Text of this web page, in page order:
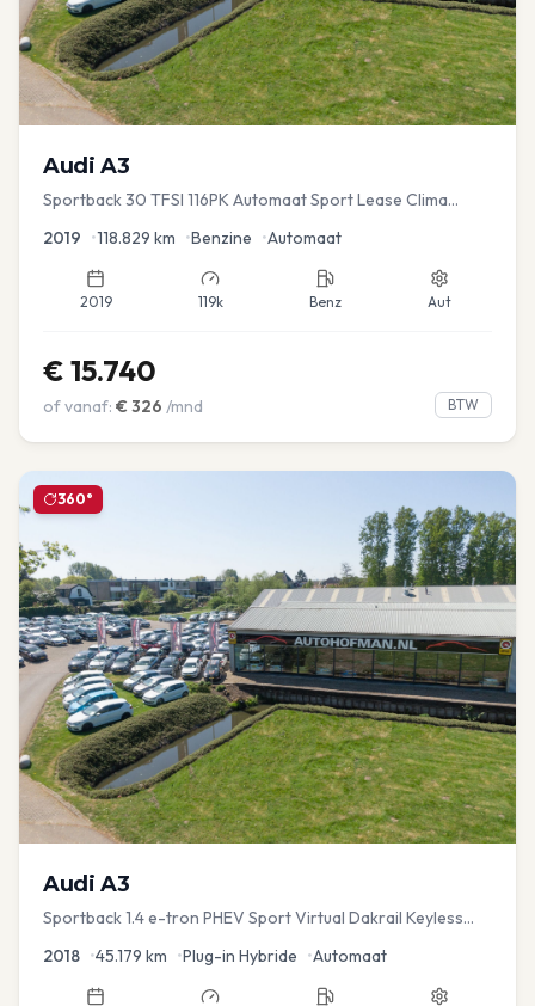
Audi A3
Sportback 30 TFSI 116PK Automaat Sport Lease Clima
2019 •118.829 km •Benzine •Automaat
2019 119k Benz Aut
€ 15.740
of vanaf: € 326 /mnd BTW
360°
Audi A3
Sportback 1.4 e-tron PHEV Sport Virtual Dakrail Keyless
2018 •45.179 km •Plug-in Hybride •Automaat